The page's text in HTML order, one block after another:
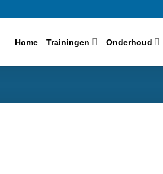
Home Trainingen Onderhoud